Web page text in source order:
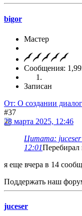
bigor
Мастер
Сообщения:
Записан
От: О создании
#37
28 марта 2025, 12:46
Цитата:
12:01Перебирал
я еще вчера в 14
Поддержать наш
juceser